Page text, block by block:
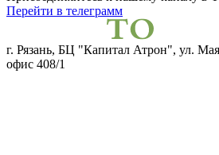
Перейти в телеграмм
г. Рязань, БЦ "Капитал Атрон", ул.
офис 408/1